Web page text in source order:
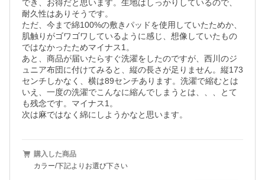
でき、お得だと思います。生地はしっかりしているので、
耐久性はありそうです。
ただ、今まで綿100%の敷きパッドを使用していたためか、
肌触りがゴワゴワしているように感じ、想像していたもの
ではなかったためマイナス1。
あと、商品が届いたらすぐ洗濯をしたのですが、西川のジ
ュニア布団に付けてみると、縦の長さが足りません。縦173
センチしかなく、横は89センチあります。洗濯で縮むとは
いえ、一度の洗濯でこんなに縮んでしまうとは、、、とて
も残念です。マイナス1。
次は麻ではなく綿にしようかなと思います。
購入した商品
カラー/下記よりお選び下さい